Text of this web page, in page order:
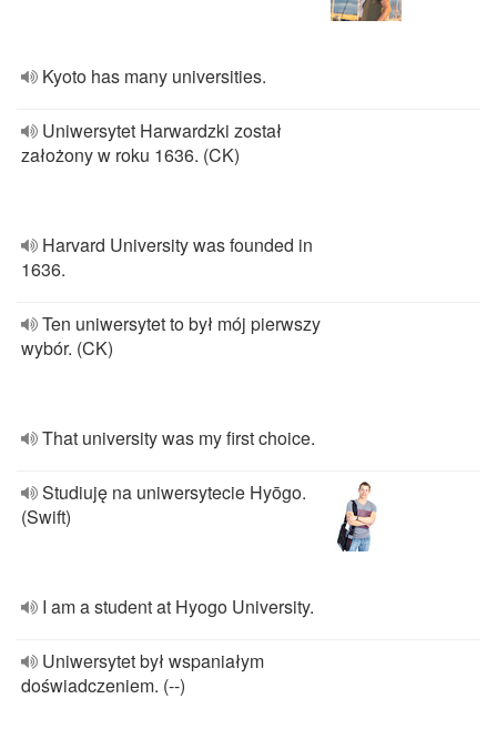
Kyoto has many universities.
Uniwersytet Harwardzki został
założony w roku 1636. (CK)
Harvard University was founded in
1636.
Ten uniwersytet to był mój pierwszy
wybór. (CK)
That university was my first choice.
Studiuję na uniwersytecie Hyōgo.
(Swift)
I am a student at Hyogo University.
Uniwersytet był wspaniałym
doświadczeniem. (--)